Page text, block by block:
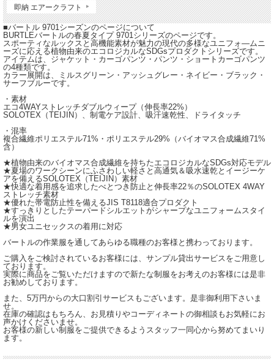
即納 エアークラフト
■バートル 9701シーズンのページについて
BURTLEバートルの春夏タイプ 9701シリーズのページです。
スポーティなルックスと高機能素材が魅力の現代の多様なユニフォ―ムニ
ーズに応える植物由来のエコロジカルなSDGsプロダクトシリーズです。
アイテムは、ジャケット・カーゴパンツ・パンツ・ショートカーゴパンツ
の4種類です。
カラー展開は、ミルスグリーン・アッシュグレー・ネイビー・ブラック・
サーフブルーです。
・素材
エコ4WAYストレッチダブルウィープ（伸長率22%）
SOLOTEX（TEIJIN）、制電ケア設計、吸汗速乾性、ドライタッチ
・混率
複合繊維ポリエステル71%・ポリエステル29%（バイオマス合成繊維71%
含）
★植物由来のバイオマス合成繊維を持ちたエコロジカルなSDGs対応モデル
★夏場のワークシーンにふさわしい軽さと高通気＆吸水速乾とイージーケ
アを備えるSOLOTEX（TEIJIN）素材
★快適な着用感を追求したべとつき防止と伸長率22％のSOLOTEX 4WAY
ストレッチ素材
★優れた帯電防止性を備えるJIS T8118適合プロダクト
★すっきりとしたテーパードシルエットがシャープなユニフォームスタイ
ルを演出
★男女ユニセックスの着用に対応
バートルの作業服を通してあらゆる職種のお客様と携わっております。
ご購入をご検討されているお客様には、サンプル貸出サービスをご用意し
ております。
実際に商品をご覧いただけますので新たな制服をお考えのお客様には是非
お勧めしております。
また、5万円からの大口割引サービスもございます。是非御利用下さいま
せ。
在庫の確認はもちろん、お見積りやコーディネートの御相談もお気軽にお
声かけくださいませ。
お客様の新しい制服をご提供できるようスタッフ一同心から努めてまいり
ます。